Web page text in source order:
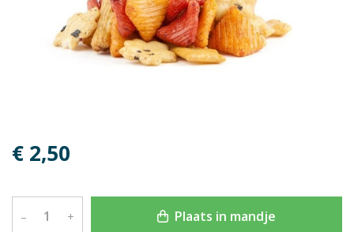
€ 2,50
– + Plaats in mandje